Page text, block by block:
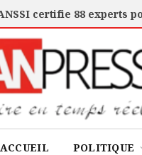
ACCUEIL POLITIQUE